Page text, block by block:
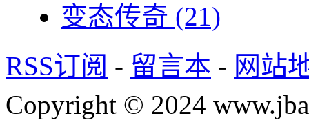
变态传奇 (21)
RSS订阅 - 留言本 - 网站
Copyright © 2024